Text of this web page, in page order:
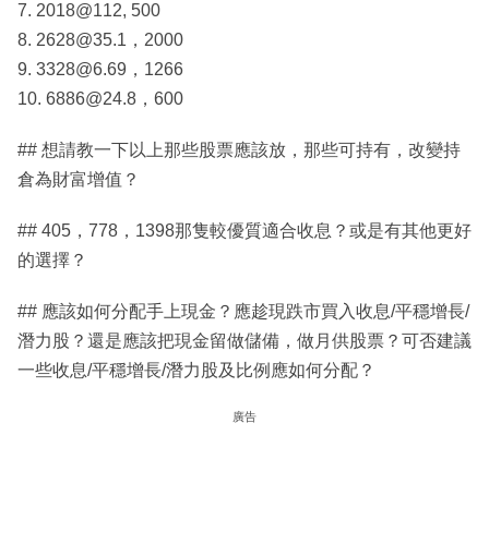
7. 2018@112, 500
8. 2628@35.1，2000
9. 3328@6.69，1266
10. 6886@24.8，600
## 想請教一下以上那些股票應該放，那些可持有，改變持
倉為財富增值？
## 405，778，1398那隻較優質適合收息？或是有其他更好
的選擇？
## 應該如何分配手上現金？應趁現跌市買入收息/平穩增長/
潛力股？還是應該把現金留做儲備，做月供股票？可否建議
一些收息/平穩增長/潛力股及比例應如何分配？
廣告